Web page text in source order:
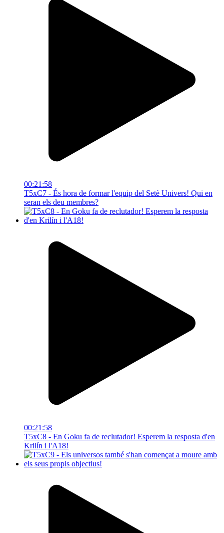
00:21:58
T5xC7 - És hora de formar l'equip del Setè Univers! Qui en
seran els deu membres?
00:21:58
T5xC8 - En Goku fa de reclutador! Esperem la resposta d'en
Krilín i l'A18!